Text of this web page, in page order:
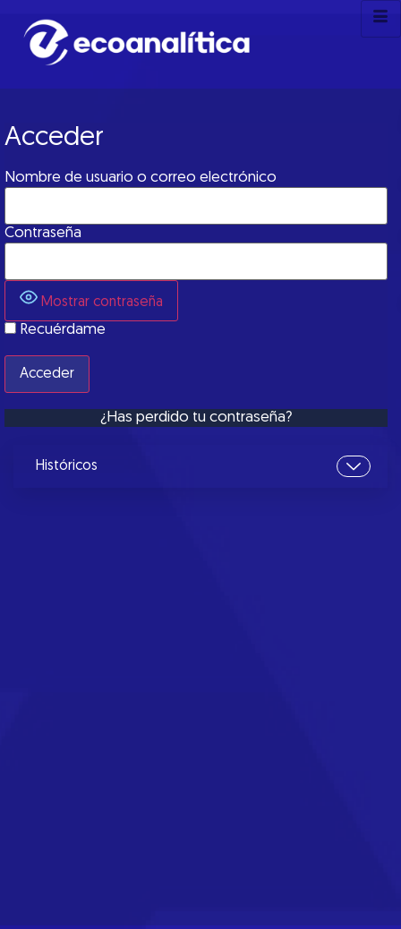
Acceder
Nombre de usuario o correo electrónico
Contraseña
Mostrar contraseña
Recuérdame
¿Has perdido tu contraseña?
Históricos